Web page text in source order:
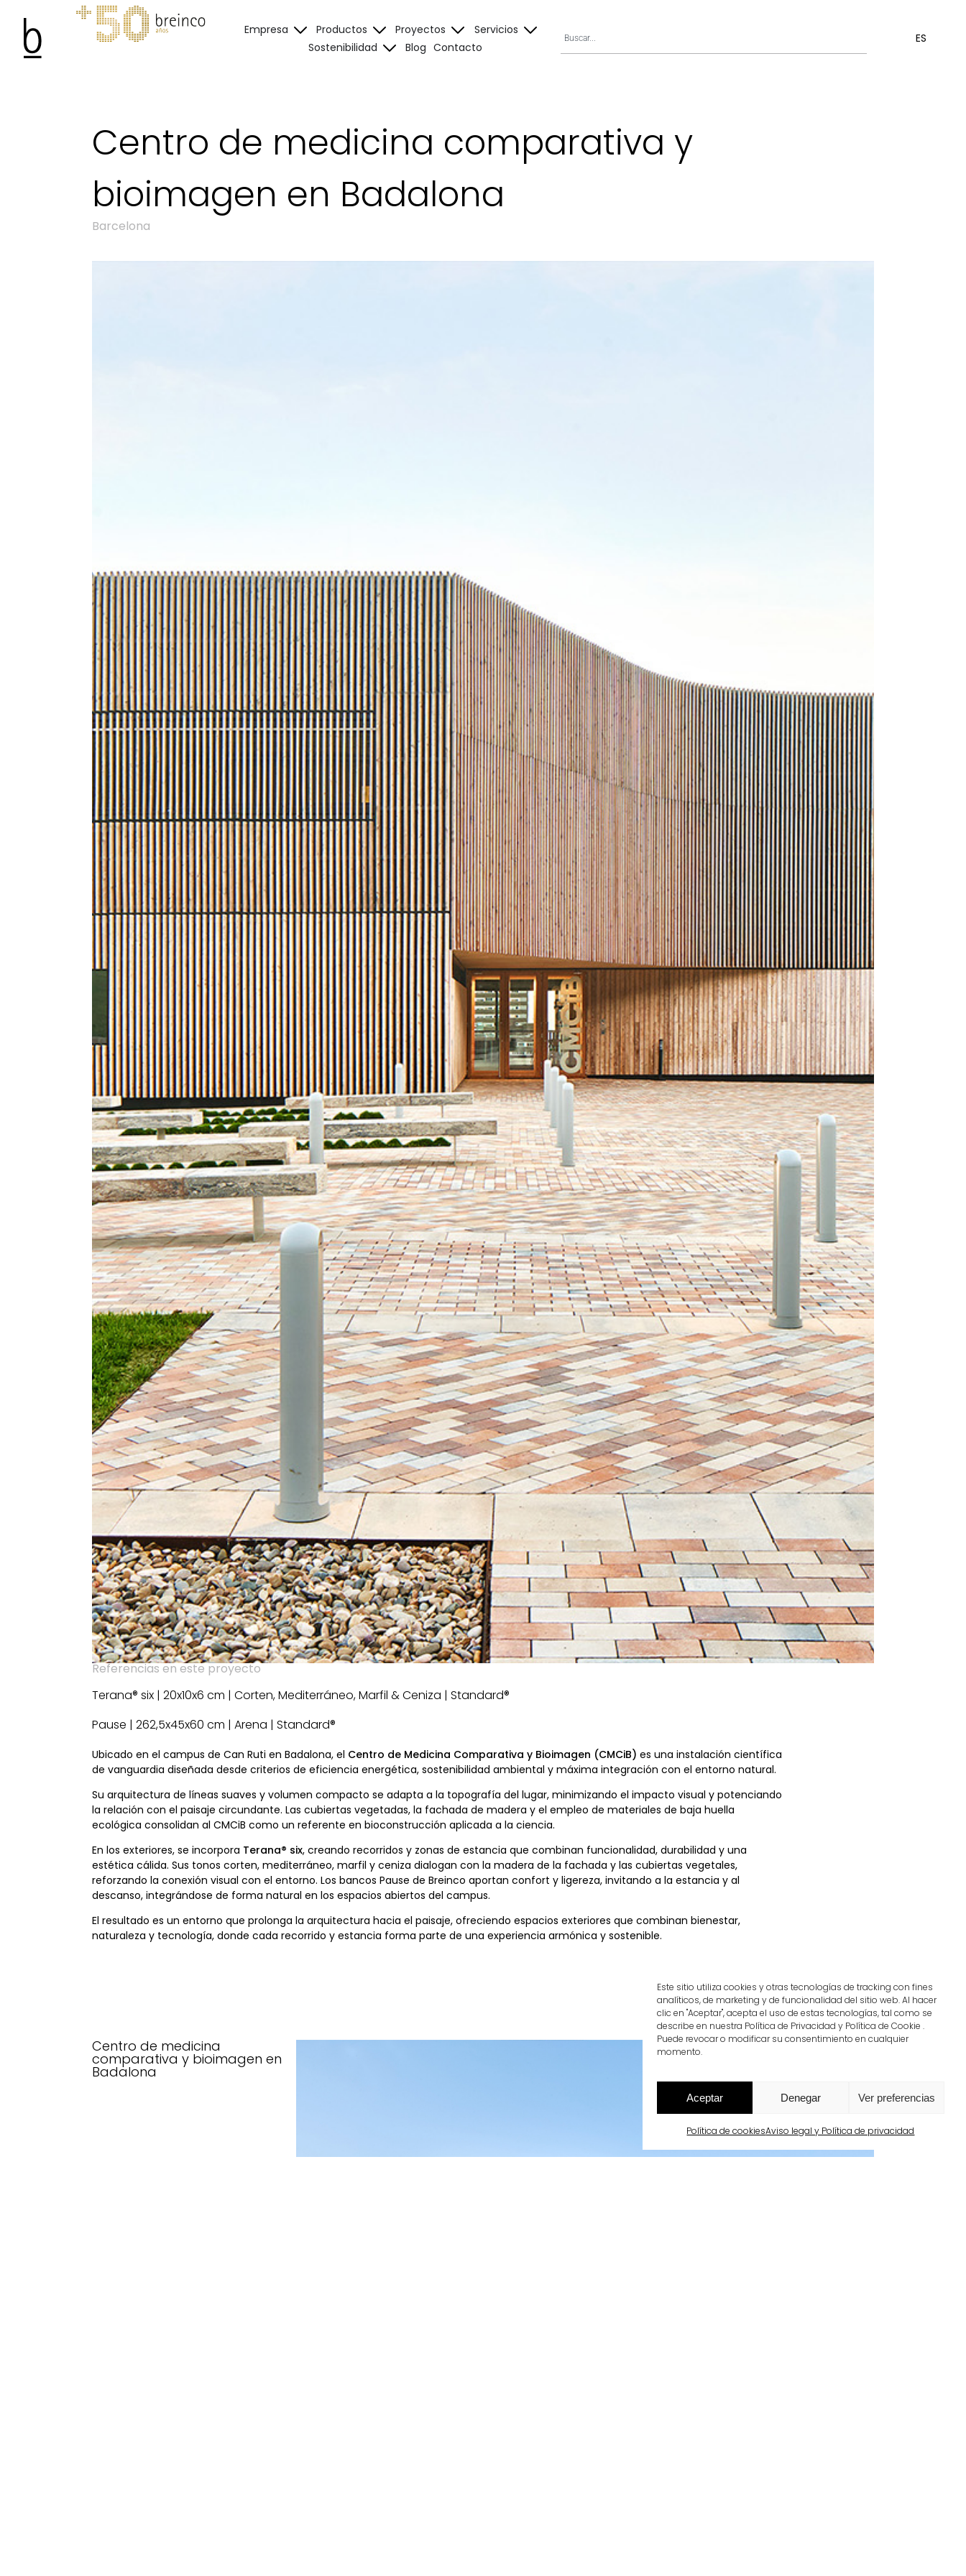
Este sitio utiliza cookies y otras tecnologías de tracking con fines
analíticos, de marketing y de funcionalidad del sitio web. Al hacer
clic en "Aceptar", acepta el uso de estas tecnologías, tal como se
describe en nuestra Política de Privacidad y Política de Cookie .
Puede revocar o modificar su consentimiento en cualquier
momento.
Aceptar Denegar Ver preferencias
Política de cookiesAviso legal y Política de privacidad
Empresa Productos Proyectos
Servicios
Sostenibilidad
Blog Contacto
ES
Centro de medicina comparativa y
bioimagen en Badalona
Barcelona
Referencias en este proyecto
Terana® six | 20x10x6 cm | Corten, Mediterráneo, Marfil & Ceniza | Standard®
Pause | 262,5x45x60 cm | Arena | Standard®
Ubicado en el campus de Can Ruti en Badalona, el Centro de Medicina Comparativa y Bioimagen (CMCiB) es una instalación científica
de vanguardia diseñada desde criterios de eficiencia energética, sostenibilidad ambiental y máxima integración con el entorno natural.
Su arquitectura de líneas suaves y volumen compacto se adapta a la topografía del lugar, minimizando el impacto visual y potenciando
la relación con el paisaje circundante. Las cubiertas vegetadas, la fachada de madera y el empleo de materiales de baja huella
ecológica consolidan al CMCiB como un referente en bioconstrucción aplicada a la ciencia.
En los exteriores, se incorpora Terana® six, creando recorridos y zonas de estancia que combinan funcionalidad, durabilidad y una
estética cálida. Sus tonos corten, mediterráneo, marfil y ceniza dialogan con la madera de la fachada y las cubiertas vegetales,
reforzando la conexión visual con el entorno. Los bancos Pause de Breinco aportan confort y ligereza, invitando a la estancia y al
descanso, integrándose de forma natural en los espacios abiertos del campus.
El resultado es un entorno que prolonga la arquitectura hacia el paisaje, ofreciendo espacios exteriores que combinan bienestar,
naturaleza y tecnología, donde cada recorrido y estancia forma parte de una experiencia armónica y sostenible.
Centro de medicina
comparativa y bioimagen en
Badalona